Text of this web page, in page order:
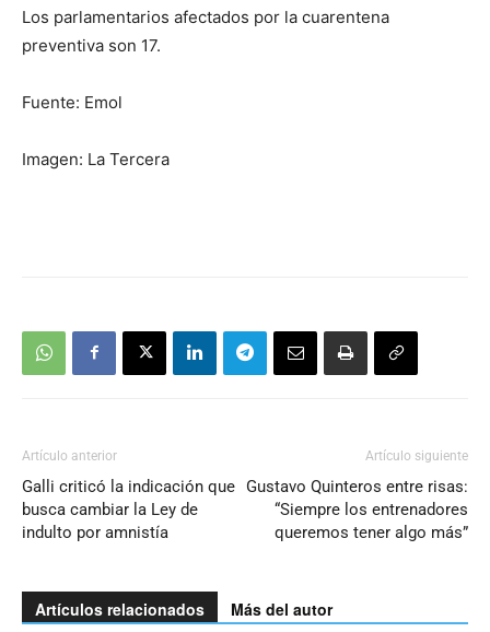
Los parlamentarios afectados por la cuarentena
preventiva son 17.
Fuente: Emol
Imagen: La Tercera
Artículo anterior
Galli criticó la indicación que
busca cambiar la Ley de
indulto por amnistía
Artículo siguiente
Gustavo Quinteros entre risas:
“Siempre los entrenadores
queremos tener algo más”
Artículos relacionados Más del autor